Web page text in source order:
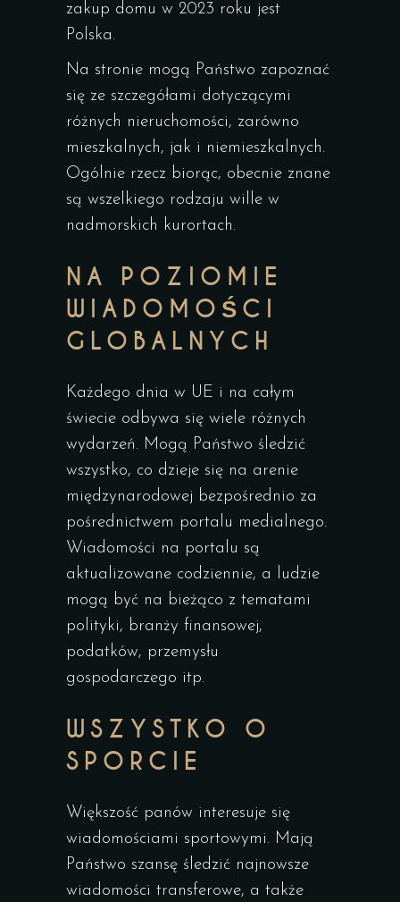
zakup domu w 2023 roku jest
Polska.
Na stronie mogą Państwo zapoznać
się ze szczegółami dotyczącymi
różnych nieruchomości, zarówno
mieszkalnych, jak i niemieszkalnych.
Ogólnie rzecz biorąc, obecnie znane
są wszelkiego rodzaju wille w
nadmorskich kurortach.
NA POZIOMIE
WIADOMOŚCI
GLOBALNYCH
Każdego dnia w UE i na całym
świecie odbywa się wiele różnych
wydarzeń. Mogą Państwo śledzić
wszystko, co dzieje się na arenie
międzynarodowej bezpośrednio za
pośrednictwem portalu medialnego.
Wiadomości na portalu są
aktualizowane codziennie, a ludzie
mogą być na bieżąco z tematami
polityki, branży finansowej,
podatków, przemysłu
gospodarczego itp.
WSZYSTKO O
SPORCIE
Większość panów interesuje się
wiadomościami sportowymi. Mają
Państwo szansę śledzić najnowsze
wiadomości transferowe, a także